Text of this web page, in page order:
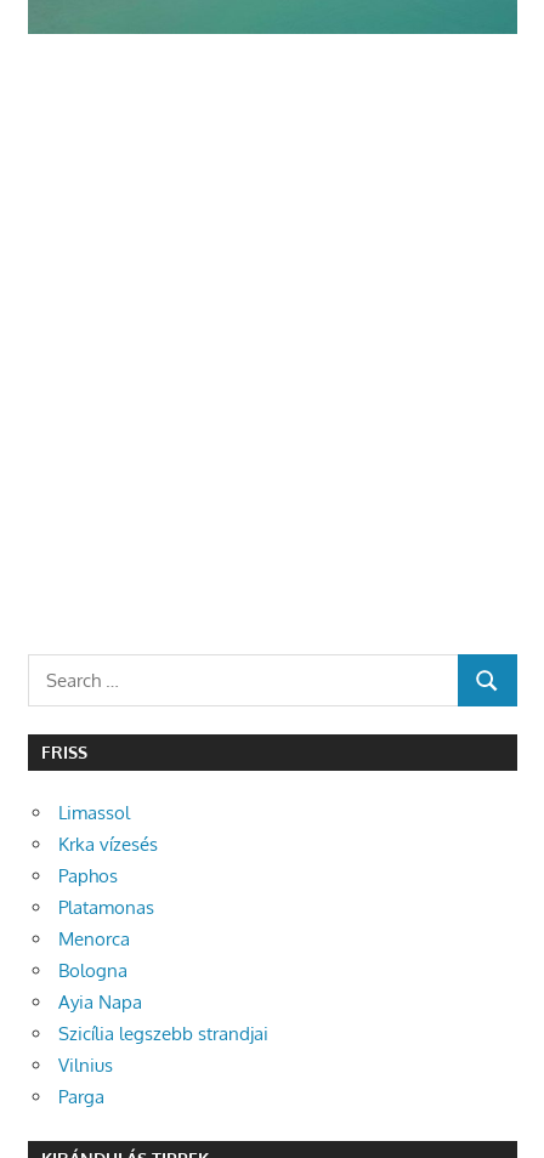
Search
for:
SEARCH
FRISS
Limassol
Krka vízesés
Paphos
Platamonas
Menorca
Bologna
Ayia Napa
Szicília legszebb strandjai
Vilnius
Parga